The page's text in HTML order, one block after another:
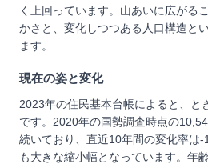
く上回っています。山あいに広がる
かさと、変化しつつある人口構造と
ます。
現在の姿と変化
2023年の住民基本台帳によると、と
です。2020年の国勢調査時点の
続いており、直近10年間の変化率は
も大きな縮小幅となっています。年